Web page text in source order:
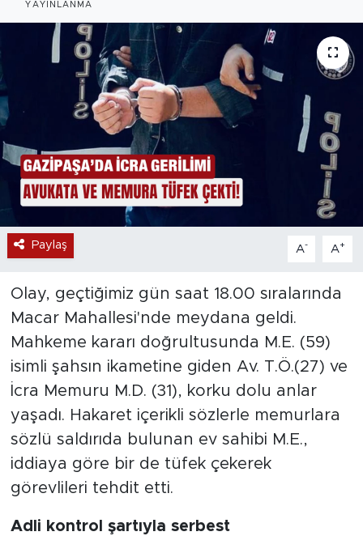
YAYINLANMA
Paylaş A- A+
Olay, geçtiğimiz gün saat 18.00 sıralarında
Macar Mahallesi'nde meydana geldi.
Mahkeme kararı doğrultusunda M.E. (59)
isimli şahsın ikametine giden Av. T.Ö.(27) ve
İcra Memuru M.D. (31), korku dolu anlar
yaşadı. Hakaret içerikli sözlerle memurlara
sözlü saldırıda bulunan ev sahibi M.E.,
iddiaya göre bir de tüfek çekerek
görevlileri tehdit etti.
Adli kontrol şartıyla serbest